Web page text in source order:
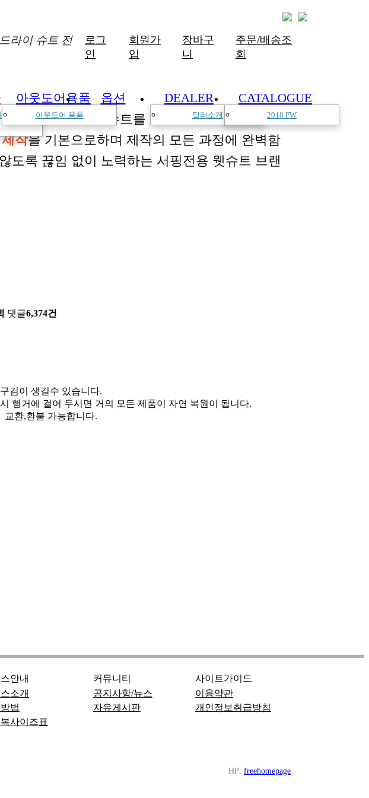
라이 슈트 전
로그
인
회원가
입
장바구
니
주문/배송조
회
아웃도어용품
아웃도어 용품
옵션 DEALER
딜러소개
CATALOGUE
2018 FW
매시즌 진화한 슈트를 개발하여 서핑라이프의
작을 기본으로하며 제작의 모든 과정에 완벽함
도록 끊임 없이 노력하는 서핑전용 웻슈트 브랜
댓글6,374건
김이 생길수 있습니다.
행거에 걸어 두시면 거의 모든 제품이 자연 복원이 됩니다.
환,환불 가능합니다.
안내
소개
법
사이즈표
커뮤니티
공지사항/뉴스
자유게시판
사이트가이드
이용약관
개인정보취급방침
HP: freehomepage